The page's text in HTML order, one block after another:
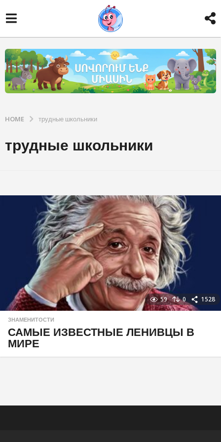
HOME трудные школьники
трудные школьники
59 0 1528
ЗНАМЕНИТОСТИ
САМЫЕ ИЗВЕСТНЫЕ ЛЕНИВЦЫ В
МИРЕ